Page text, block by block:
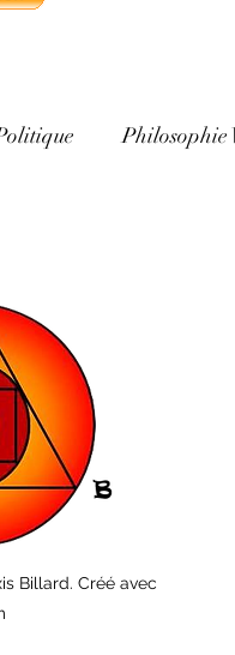
Philosophie
politique, religion et art
Billard. Créé avec